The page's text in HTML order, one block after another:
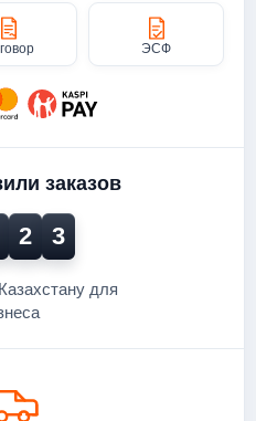
ЭСФ
заказов
2 3
для